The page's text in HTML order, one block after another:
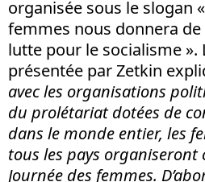
organisée sous le slogan
femmes nous donnera
lutte pour le socialisme ».
présentée par Zetkin
avec les organisations
du prolétariat dotées de
dans le monde entier, les
tous les pays organiseront
Journée des femmes.